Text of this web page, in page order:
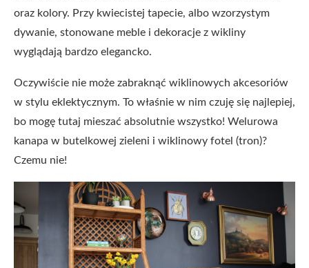
oraz kolory. Przy kwiecistej tapecie, albo wzorzystym
dywanie, stonowane meble i dekoracje z wikliny
wyglądają bardzo elegancko.
Oczywiście nie może zabraknąć wiklinowych akcesoriów
w stylu eklektycznym. To właśnie w nim czuję się najlepiej,
bo mogę tutaj mieszać absolutnie wszystko! Welurowa
kanapa w butelkowej zieleni i wiklinowy fotel (tron)?
Czemu nie!